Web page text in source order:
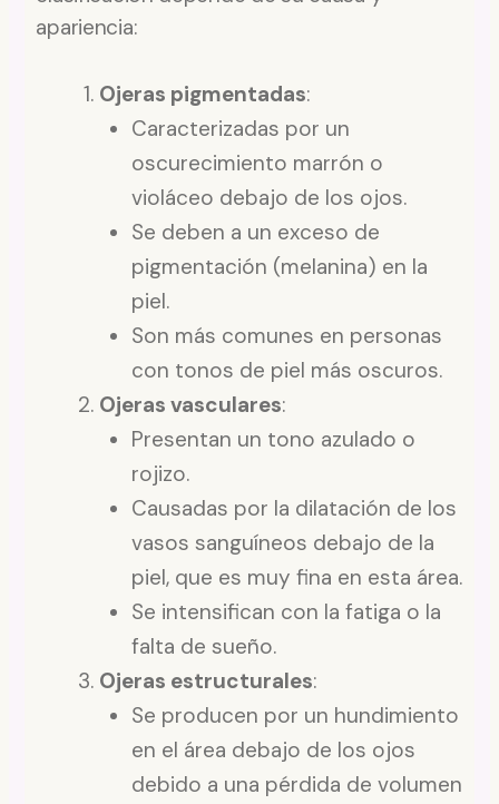
apariencia:
Ojeras pigmentadas:
Caracterizadas por un
oscurecimiento marrón o
violáceo debajo de los ojos.
Se deben a un exceso de
pigmentación (melanina) en la
piel.
Son más comunes en personas
con tonos de piel más oscuros.
Ojeras vasculares:
Presentan un tono azulado o
rojizo.
Causadas por la dilatación de los
vasos sanguíneos debajo de la
piel, que es muy fina en esta área.
Se intensifican con la fatiga o la
falta de sueño.
Ojeras estructurales:
Se producen por un hundimiento
en el área debajo de los ojos
debido a una pérdida de volumen